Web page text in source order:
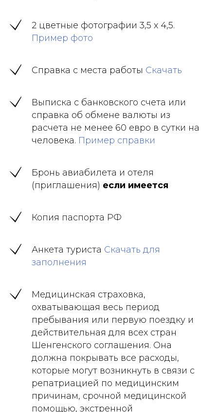
2 цветные фотографии 3,5 х 4,5.
Пример фото
Справка с места работы Скачать
Выписка с банковского счета или
справка об обмене валюты из
расчета не менее 60 евро в сутки на
человека. Пример справки
Бронь авиабилета и отеля
(приглашения) если имеется
Копия паспорта РФ
Анкета туриста Скачать для
заполнения
Медицинская страховка,
охватывающая весь период
пребывания или первую поездку и
действительная для всех стран
Шенгенского соглашения. Она
должна покрывать все расходы,
которые могут возникнуть в связи с
репатриацией по медицинским
причинам, срочной медицинской
помощью, экстренной